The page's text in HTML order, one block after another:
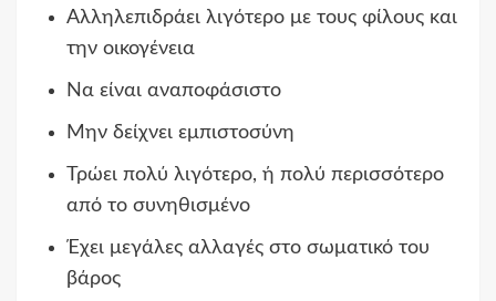
Αλληλεπιδράει λιγότερο με τους φίλους και
την οικογένεια
Να είναι αναποφάσιστο
Μην δείχνει εμπιστοσύνη
Τρώει πολύ λιγότερο, ή πολύ περισσότερο
από το συνηθισμένο
Έχει μεγάλες αλλαγές στο σωματικό του
βάρος